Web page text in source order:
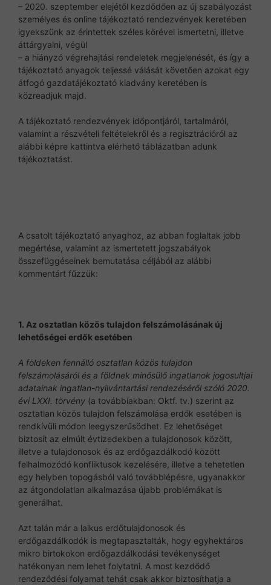
– 2020. szeptember elejétől kezdődően az új szabályozást
személyes és online tájékoztató rendezvények keretében
igyekszünk az érintettek széles körével ismertetni, illetve
áttárgyalni, végül
– a hiányzó végrehajtási rendeletek megjelenését, és így a
tájékoztató anyagok teljessé válását követően azokat egy
átfogó gazdatájékoztató kiadvány keretében is
közreadjuk majd.
A tájékoztató rendezvények időpontjáról, tartalmáról,
valamint a részvételi feltételekről és a regisztrációról az
alábbi képre kattintva elérhető táblázatban adunk
tájékoztatást.
A csatolt tájékoztató anyaghoz, az abban foglaltak jobb
megértése, valamint az ismertetett jogszabályok
összefüggéseinek bemutatása céljából az alábbi
kommentárt fűzzük:
1. Az osztatlan közös tulajdon felszámolásának új
lehetőségei erdők esetében
A földeken fennálló osztatlan közös tulajdon
felszámolásáról és a földnek minősülő ingatlanok jogosultjai
adatainak ingatlan-nyilvántartási rendezéséről szóló 2020.
évi LXXI. törvény (a továbbiakban: Oktf. tv.) szerint az
osztatlan közös tulajdon felszámolása erdők esetében is
rendkívüli módon leegyszerűsödhet. Ez lehetőséget
biztosít az elmúlt évtizedekben a tulajdonosok között,
illetve a tulajdonosok és az erdőgazdálkodó között
felhalmozódó konfliktusok kezelésére, illetve a tehetetlen
egy helyben topogásból való továbblépésre, ugyanakkor
az átgondolatlan alkalmazása újabb problémákat is
generálhat.
Azt talán már a laikus erdőtulajdonosok és
erdőgazdálkodók is megtapasztalták, hogy egyhektáros
mikro birtokokon erdőgazdálkodási tevékenységet
hatékonyan nem lehet folytatni. A most kezdődő
rendeződési folyamat tehát csak akkor biztosíthatja a